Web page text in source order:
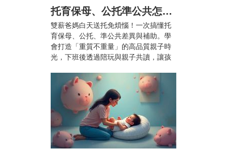
托育保母、公托準公共怎麼選？雙薪家庭托育攻略與親子陪伴指南
雙薪爸媽白天送托免煩惱！一次搞懂托
育保母、公托、準公共差異與補助。學
會打造「重質不重量」的高品質親子時
光，下班後透過陪玩與親子共讀，讓孩
育兒。